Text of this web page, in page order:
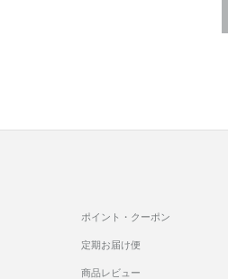
ポイント・クーポン
定期お届け便
商品レビュー